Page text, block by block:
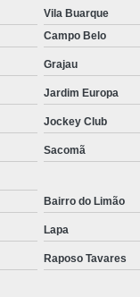
Vila Buarque
Campo Belo
Grajau
Jardim Europa
Jockey Club
Sacomã
Bairro do Limão
Lapa
Raposo Tavares